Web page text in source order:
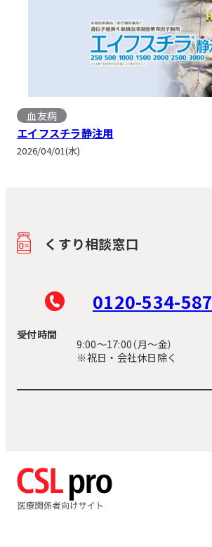
血友病
エイフスチラ静注用
2026/04/01(水)
くすり相談窓口
0120-534-587
受付時間
9:00〜17:00（月～金）
※祝日・会社休日除く